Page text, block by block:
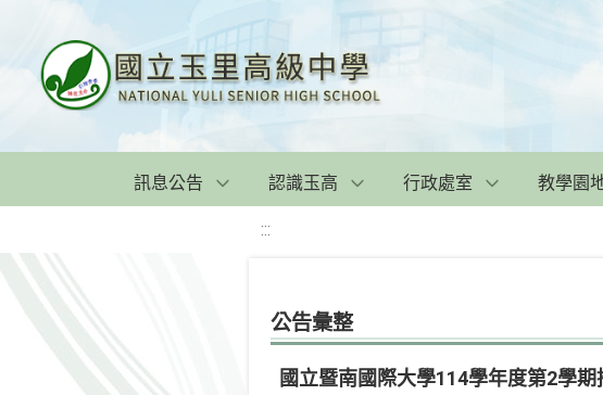
訊息公告 認識玉高 行政處室 教學園
:::
公告彙整
國立暨南國際大學114學年度第2學